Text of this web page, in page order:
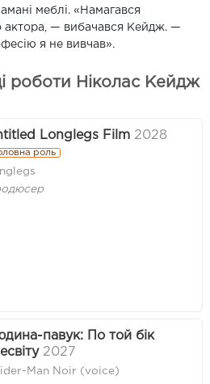
меблі. «Намагався
актора, — вибачався Кейдж. —
я не вивчав».
роботи Ніколас Кейдж
Longlegs Film 2028
роль
павук: По той бік
2027
Man Noir (voice)